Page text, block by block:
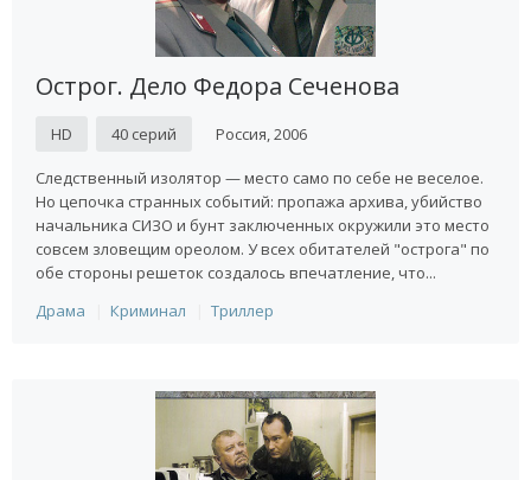
Острог. Дело Федора Сеченова
HD 40 серий Россия, 2006
Следственный изолятор — место само по себе не веселое.
Но цепочка странных событий: пропажа архива, убийство
начальника СИЗО и бунт заключенных окружили это место
совсем зловещим ореолом. У всех обитателей "острога" по
обе стороны решеток создалось впечатление, что...
Драма
Криминал Триллер